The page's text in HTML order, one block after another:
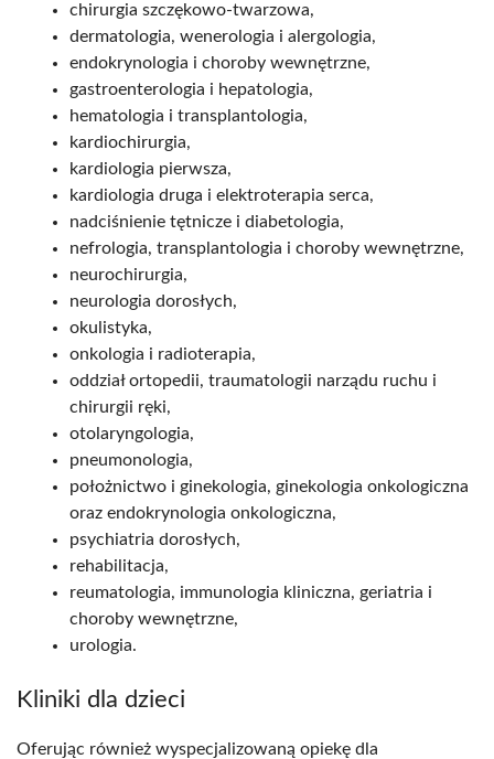
chirurgia szczękowo-twarzowa,
dermatologia, wenerologia i alergologia,
endokrynologia i choroby wewnętrzne,
gastroenterologia i hepatologia,
hematologia i transplantologia,
kardiochirurgia,
kardiologia pierwsza,
kardiologia druga i elektroterapia serca,
nadciśnienie tętnicze i diabetologia,
nefrologia, transplantologia i choroby wewnętrzne,
neurochirurgia,
neurologia dorosłych,
okulistyka,
onkologia i radioterapia,
oddział ortopedii, traumatologii narządu ruchu i
chirurgii ręki,
otolaryngologia,
pneumonologia,
położnictwo i ginekologia, ginekologia onkologiczna
oraz endokrynologia onkologiczna,
psychiatria dorosłych,
rehabilitacja,
reumatologia, immunologia kliniczna, geriatria i
choroby wewnętrzne,
urologia.
Kliniki dla dzieci
Oferując również wyspecjalizowaną opiekę dla